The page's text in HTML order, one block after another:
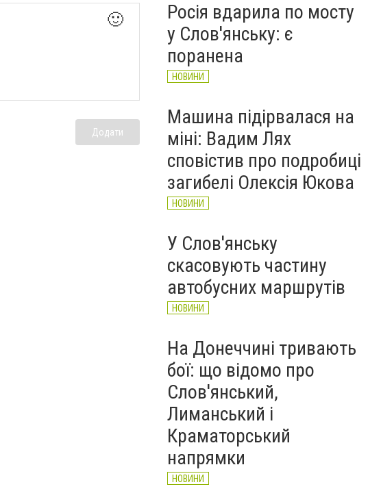
🙂
Додати
Росія вдарила по мосту
у Слов'янську: є
поранена
НОВИНИ
Машина підірвалася на
міні: Вадим Лях
сповістив про подробиці
загибелі Олексія Юкова
НОВИНИ
У Слов'янську
скасовують частину
автобусних маршрутів
НОВИНИ
На Донеччині тривають
бої: що відомо про
Слов'янський,
Лиманський і
Краматорський
напрямки
НОВИНИ